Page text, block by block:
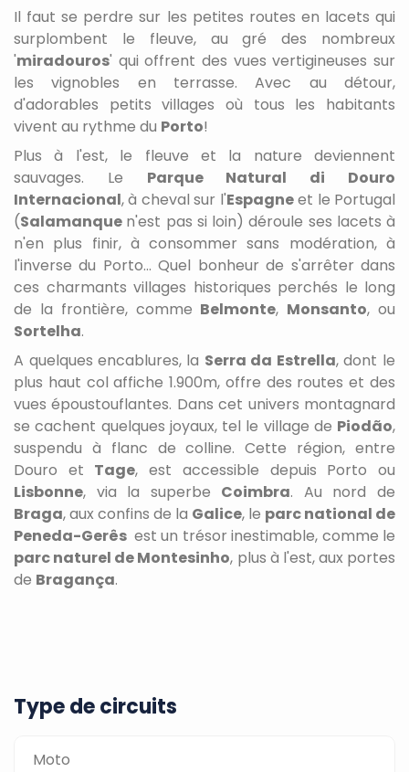
Il faut se perdre sur les petites routes en lacets qui
surplombent le fleuve, au gré des nombreux
'miradouros' qui offrent des vues vertigineuses sur
les vignobles en terrasse. Avec au détour,
d'adorables petits villages où tous les habitants
vivent au rythme du Porto!
Plus à l'est, le fleuve et la nature deviennent
sauvages. Le Parque Natural di Douro
Internacional, à cheval sur l'Espagneet le Portugal
(Salamanque n'est pas si loin) déroule ses lacets à
n'en plus finir, à consommer sans modération, à
l'inverse du Porto... Quel bonheur de s'arrêter dans
ces charmants villages historiques perchés le long
de la frontière, comme Belmonte, Monsanto, ou
Sortelha.
A quelques encablures, la Serra da Estrella, dont le
plus haut col affiche 1.900m, offre des routes et des
vues époustouflantes. Dans cet univers montagnard
se cachent quelques joyaux, tel le village de Piodão,
suspendu à flanc de colline. Cette région, entre
Douro et Tage, est accessible depuis Porto ou
Lisbonne, via la superbe Coimbra. Au nord de
Braga, aux confins de la Galice, le parc national de
Peneda-Gerês est un trésor inestimable, comme le
parc naturel de Montesinho, plus à l'est, aux portes
de Bragança.
Type de circuits
Moto